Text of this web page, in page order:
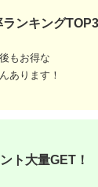
出典：ふるさとチョイ
周辺ほか町内各所で利
ンキング
もお得な
あります！
ト大量GET！